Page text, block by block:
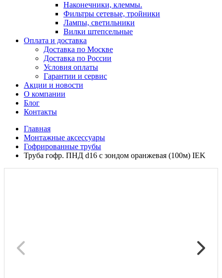
Наконечники, клеммы.
Фильтры сетевые, тройники
Лампы, светильники
Вилки штепсельные
Оплата и доставка
Доставка по Москве
Доставка по России
Условия оплаты
Гарантии и сервис
Акции и новости
О компании
Блог
Контакты
Главная
Монтажные аксессуары
Гофрированные трубы
Труба гофр. ПНД d16 с зондом оранжевая (100м) IEK